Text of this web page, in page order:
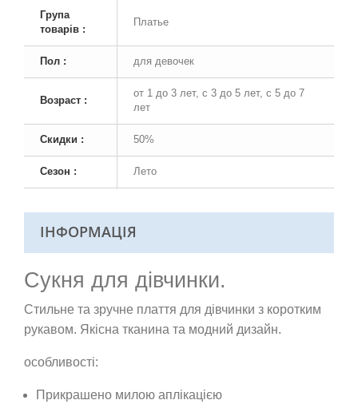
Група
товарів :
Платье
Пол : для девочек
Возраст :
от 1 до 3 лет, с 3 до 5 лет, с 5 до 7
лет
Скидки : 50%
Сезон : Лето
ІНФОРМАЦІЯ
Сукня для дівчинки.
Стильне та зручне плаття для дівчинки з коротким
рукавом. Якісна тканина та модний дизайн.
особливості:
Прикрашено милою аплікацією